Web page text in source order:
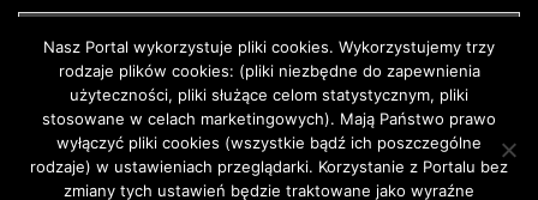
Moda O urodzie Kosmetyki Pielęgnacja
Moda męska
Nasz Portal wykorzystuje pliki cookies. Wykorzystujemy trzy
rodzaje plików cookies: (pliki niezbędne do zapewnienia
użyteczności, pliki służące celom statystycznym, pliki
stosowane w celach marketingowych). Mają Państwo prawo
wyłączyć pliki cookies (wszystkie bądź ich poszczególne
rodzaje) w ustawieniach przeglądarki. Korzystanie z Portalu bez
zmiany tych ustawień będzie traktowane jako wyraźne